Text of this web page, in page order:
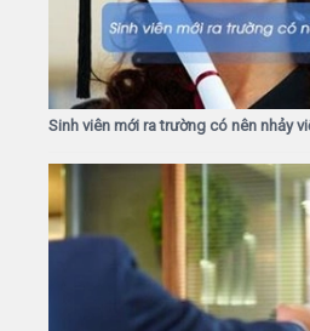
Sinh viên mới ra trường có nên nhảy